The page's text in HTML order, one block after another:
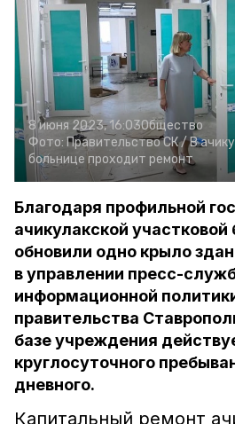
8 июня 2023, 16:03Общество
Фото: Правительство СК /В
больнице проходит ремонт
Благодаря профильной
ачикулакской участковой
обновили одно крыло
в управлении пресс-
информационной
правительства
базе учреждения
круглосуточного
дневного.
Капитальный ремонт